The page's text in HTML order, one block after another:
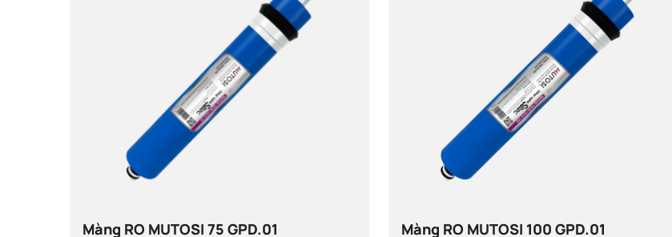
Màng RO MUTOSI 75 GPD.01 Màng RO MUTOSI 100 GPD.01